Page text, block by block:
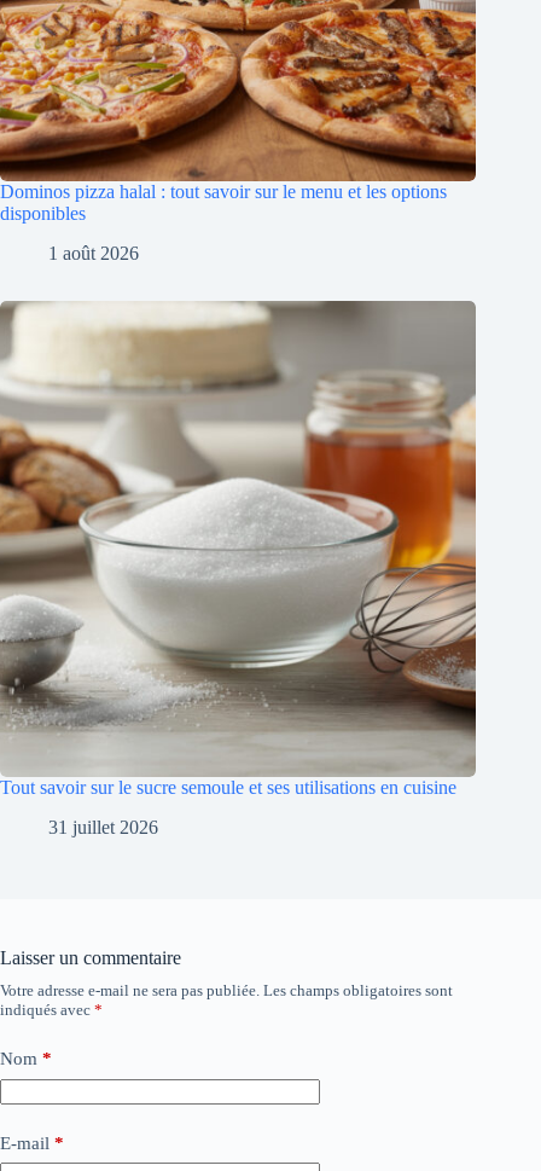
Dominos pizza halal : tout savoir sur le menu et les options
disponibles
1 août 2026
Tout savoir sur le sucre semoule et ses utilisations en cuisine
31 juillet 2026
Laisser un commentaire
Votre adresse e-mail ne sera pas publiée. Les champs obligatoires sont
indiqués avec *
Nom *
E-mail *